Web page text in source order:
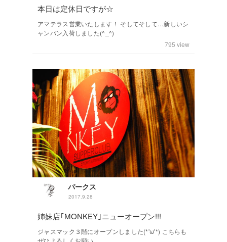
本日は定休日ですが☆
アマテラス営業いたします！ そしてそして…新しいシ
ャンパン入荷しました(^_^)
795 view
パークス
2017.9.28
姉妹店｢MONKEY｣ニューオープン!!!
ジャスマック３階にオープンしました(*'ω'*) こちらも
ぜひよろしくお願い...